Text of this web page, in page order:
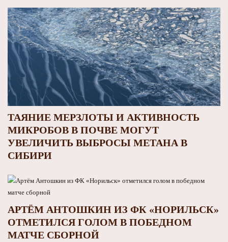
ТАЯНИЕ МЕРЗЛОТЫ И АКТИВНОСТЬ
МИКРОБОВ В ПОЧВЕ МОГУТ
УВЕЛИЧИТЬ ВЫБРОСЫ МЕТАНА В
СИБИРИ
АРТЁМ АНТОШКИН ИЗ ФК «НОРИЛЬСК»
ОТМЕТИЛСЯ ГОЛОМ В ПОБЕДНОМ
МАТЧЕ СБОРНОЙ